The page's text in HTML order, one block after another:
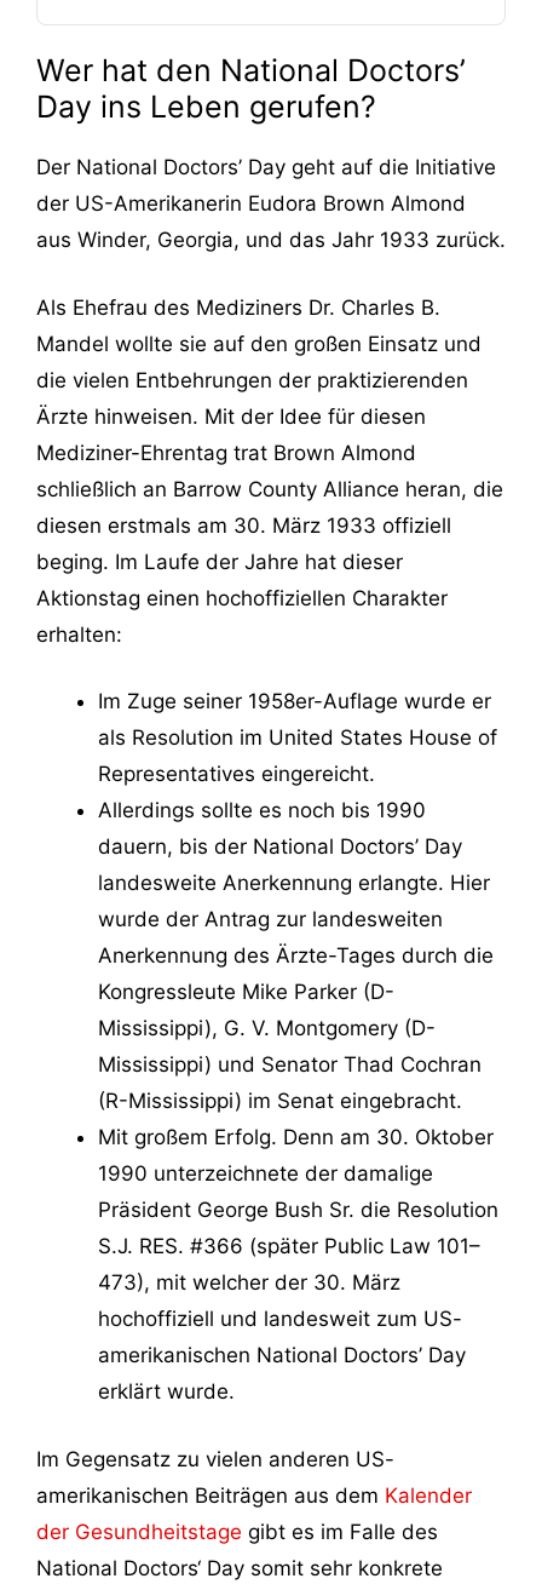
Wer hat den National Doctors’
Day ins Leben gerufen?
Der National Doctors’ Day geht auf die Initiative
der US-Amerikanerin Eudora Brown Almond
aus Winder, Georgia, und das Jahr 1933 zurück.
Als Ehefrau des Mediziners Dr. Charles B.
Mandel wollte sie auf den großen Einsatz und
die vielen Entbehrungen der praktizierenden
Ärzte hinweisen. Mit der Idee für diesen
Mediziner-Ehrentag trat Brown Almond
schließlich an Barrow County Alliance heran, die
diesen erstmals am 30. März 1933 offiziell
beging. Im Laufe der Jahre hat dieser
Aktionstag einen hochoffiziellen Charakter
erhalten:
Im Zuge seiner 1958er-Auflage wurde er
als Resolution im United States House of
Representatives eingereicht.
Allerdings sollte es noch bis 1990
dauern, bis der National Doctors’ Day
landesweite Anerkennung erlangte. Hier
wurde der Antrag zur landesweiten
Anerkennung des Ärzte-Tages durch die
Kongressleute Mike Parker (D-
Mississippi), G. V. Montgomery (D-
Mississippi) und Senator Thad Cochran
(R-Mississippi) im Senat eingebracht.
Mit großem Erfolg. Denn am 30. Oktober
1990 unterzeichnete der damalige
Präsident George Bush Sr. die Resolution
S.J. RES. #366 (später Public Law 101–
473), mit welcher der 30. März
hochoffiziell und landesweit zum US-
amerikanischen National Doctors’ Day
erklärt wurde.
Im Gegensatz zu vielen anderen US-
amerikanischen Beiträgen aus dem Kalender
der Gesundheitstage gibt es im Falle des
National Doctors‘ Day somit sehr konkrete